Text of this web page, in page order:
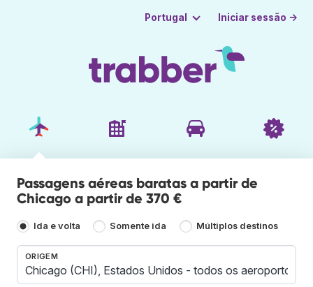
Portugal Iniciar sessão →
Passagens aéreas baratas a partir de
Chicago a partir de 370 €
Ida e volta Somente ida Múltiplos destinos
ORIGEM